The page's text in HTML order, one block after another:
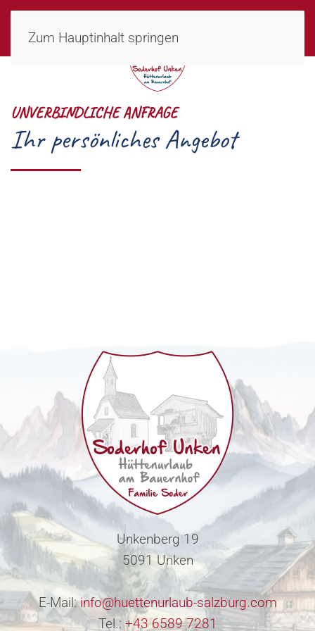
Zum Hauptinhalt springen
UNVERBINDLICHE ANFRAGE
Ihr persönliches Angebot
Unkenberg 19
5091 Unken
E-Mail:info@huettenurlaub-salzburg.com
Tel.: +43 6589 7281